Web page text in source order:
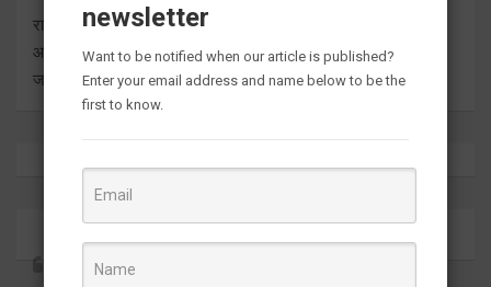
राष्ट्र दुनिया के बारे में प्रत्येक बड़ी ताजा अंतर्दृष्टि को ताज़ा करता है। हम
आपको इसे सीधे मीडिया आउटलेट्स से ज्ञात कराते हुए सबसे हालिया
जानकारी देते हैं।
newsletter
Want to be notified when our article is published?
Enter your email address and name below to be the
first to know.